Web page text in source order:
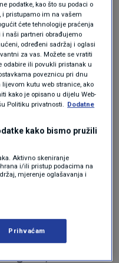
i odobri,
Nakon
bi bio
dopis
stavi na listu.
se
sveučilišta
studija od
ministar.
studija?
studija
podatke, kao što su podaci o
pristupamo im na vašem
ćete tehnologije praćenja
naši partneri obrađujemo
određeni sadržaj i oglasi
za vas. Možete se vratiti
ili povukli pristanak u
poveznicu pri dnu
kutu web stranice, ako
kako je opisano u dijelu Web-
Politiku privatnosti.
Dodatne
kako bismo pružili
Aktivno skeniranje
i/ili pristup podacima na
mjerenje oglašavanja i
Prihvaćam